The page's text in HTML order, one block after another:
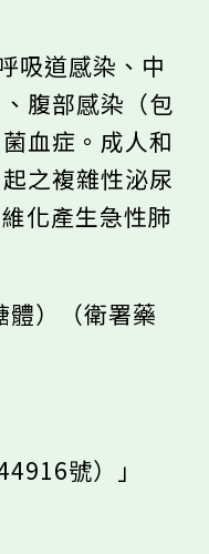
吸道感染、中
腹部感染（包
血症。成人和
之複雜性泌尿
化產生急性肺
）（衛署藥
號）」